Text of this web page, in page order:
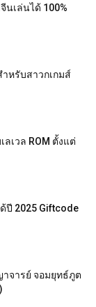
นเล่นได้ 100%
หรับสาวกเกมส์
ลเวล ROM ตั้งแต่
ปี 2025 Giftcode
จารย์ จอมยุทธ์ภูต